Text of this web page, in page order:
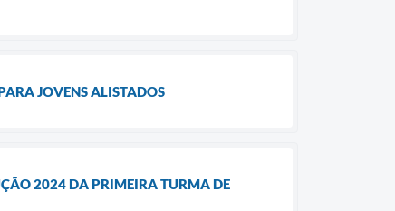
JOVENS ALISTADOS
2024 DA PRIMEIRA TURMA DE